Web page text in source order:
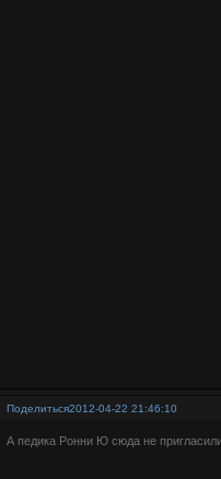
Поделиться2012-04-22 21:46:10
А педика Ронни Ю сюда не